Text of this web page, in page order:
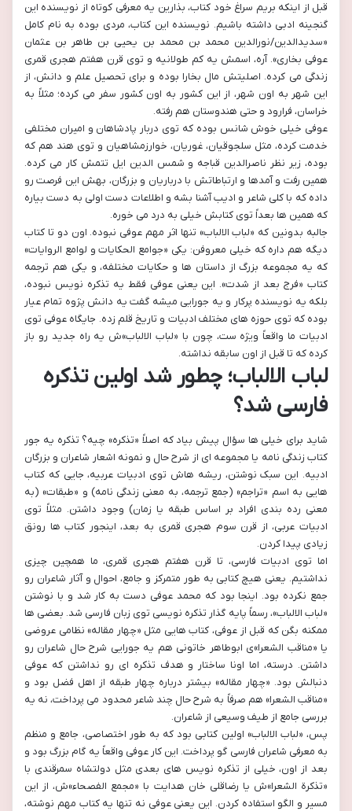
قبل از اینکه بریم سراغ خود کتاب، بذارین یه معرفی کوتاه از نویسنده این
گنجینه ادبی داشته باشیم. نویسنده این کتاب، مردی بوده به نام کامل
«سدیدالدین/نورالدین محمد بن محمد بن یحیی بن طاهر بن عثمان
عوفی بخاری». آره، اسمش یه کم طولانیه و توی قرن هفتم هجری قمری
زندگی می کرده. اصلیتش مال بخارا بوده و برای تحصیل علم و دانش، از
این شهر به اون شهر، از این کشور به اون کشور سفر می کرده؛ مثلاً به
خراسان، فرارود و حتی هندوستان هم رفته.
عوفی خیلی خوش شانس بوده که توی دربار پادشاهان و امیران مختلفی
خدمت کرده، مثل سلجوقیان، غوریان، خوارزمشاهیان و توی هند هم که
بوده، زیر نظر ناصرالدین قباجه و شمس الدین ایل تتمش کار می کرده.
همین رفت و آمدها و ارتباطاتش با درباریان و بزرگان، بهش این فرصت رو
داده که با کلی شاعر و ادیب آشنا بشه و اطلاعات دست اولی به دست بیاره
که همین ها بعداً توی کتابش خیلی به درد می خوره.
جالبه بدونین که «لباب الالباب» تنها اثر مهم عوفی نبوده. اون دو تا کتاب
دیگه هم داره که خیلی معروفن: یکی «جوامع الحکایات و لوامع الروایات»
که یه مجموعه بزرگ از داستان ها و حکایات مختلفه، و یکی هم ترجمه
کتاب «فرج بعد از شدت». این یعنی عوفی فقط یه تذکره نویس نبوده،
بلکه یه نویسنده پرکار و یه جورایی میشه گفت یه دانش پژوه تمام عیار
بوده که توی حوزه های مختلف ادبیات و تاریخ قلم زده. جایگاه عوفی توی
ادبیات ما واقعاً ویژه ست، چون با «لباب الالباب»ش یه راه جدید رو باز
کرده که تا قبل از اون سابقه نداشته.
لباب الالباب؛ چطور شد اولین تذکره
فارسی شد؟
شاید برای خیلی ها سؤال پیش بیاد که اصلاً «تذکره» چیه؟ تذکره یه جور
کتاب زندگی نامه یا مجموعه ای از شرح حال و نمونه اشعار شاعران و بزرگان
ادبیه. این سبک نوشتن، ریشه هاش توی ادبیات عربیه، جایی که کتاب
هایی به اسم «تراجم» (جمع ترجمه، به معنی زندگی نامه) و «طبقات» (به
معنی رده بندی افراد بر اساس طبقه یا زمان) وجود داشتن. مثلاً توی
ادبیات عربی، از قرن سوم هجری قمری به بعد، اینجور کتاب ها رونق
زیادی پیدا کردن.
اما توی ادبیات فارسی، تا قرن هفتم هجری قمری، ما همچین چیزی
نداشتیم. یعنی هیچ کتابی به طور متمرکز و جامع، احوال و آثار شاعران رو
جمع نکرده بود. اینجا بود که محمد عوفی دست به کار شد و با نوشتن
«لباب الالباب»، رسماً پایه گذار تذکره نویسی توی زبان فارسی شد. بعضی ها
ممکنه بگن که قبل از عوفی، کتاب هایی مثل «چهار مقاله» نظامی عروضی
یا «مناقب الشعرا»ی ابوطاهر خاتونی هم یه جورایی شرح حال شاعران رو
داشتن. درسته، اما اونا ساختار و هدف تذکره ای رو نداشتن که عوفی
دنبالش بود. «چهار مقاله» بیشتر درباره چهار طبقه از اهل فضل بود و
«مناقب الشعرا» هم صرفاً به شرح حال چند شاعر محدود می پرداخت، نه یه
بررسی جامع از طیف وسیعی از شاعران.
پس، «لباب الالباب» اولین کتابی بود که به طور اختصاصی، جامع و منظم
به معرفی شاعران فارسی گو پرداخت. این کار عوفی واقعاً یه گام بزرگ بود و
بعد از اون، خیلی از تذکره نویس های بعدی مثل دولتشاه سمرقندی با
«تذکرة الشعرا»ش یا رضاقلی خان هدایت با «مجمع الفصحاء»ش، از این
مسیر و الگو استفاده کردن. این یعنی عوفی نه تنها یه کتاب مهم نوشته،